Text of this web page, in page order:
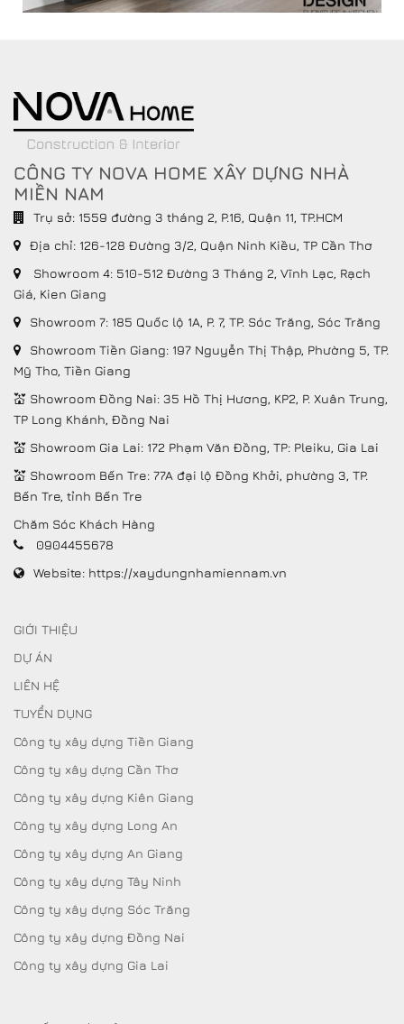
CÔNG TY NOVA HOME XÂY DỰNG NHÀ
MIỀN NAM
Trụ sở: 1559 đường 3 tháng 2, P.16, Quận 11, TP.HCM
Địa chỉ: 126-128 Đường 3/2, Quận Ninh Kiều, TP Cần Thơ
Showroom 4: 510-512 Đường 3 Tháng 2, Vĩnh Lạc, Rạch
Giá, Kien Giang
Showroom 7: 185 Quốc lộ 1A, P. 7, TP. Sóc Trăng, Sóc Trăng
Showroom Tiền Giang: 197 Nguyễn Thị Thập, Phường 5, TP.
Mỹ Tho, Tiền Giang
💒 Showroom Đồng Nai: 35 Hồ Thị Hương, KP2, P. Xuân Trung,
TP Long Khánh, Đồng Nai
💒 Showroom Gia Lai: 172 Phạm Văn Đồng, TP: Pleiku, Gia Lai
💒 Showroom Bến Tre: 77A đại lộ Đồng Khởi, phường 3, TP.
Bến Tre, tỉnh Bến Tre
Chăm Sóc Khách Hàng
0904455678
Website: https://xaydungnhamiennam.vn
GIỚI THIỆU
DỰ ÁN
LIÊN HỆ
TUYỂN DỤNG
Công ty xây dựng Tiền Giang
Công ty xây dựng Cần Thơ
Công ty xây dựng Kiên Giang
Công ty xây dựng Long An
Công ty xây dựng An Giang
Công ty xây dựng Tây Ninh
Công ty xây dựng Sóc Trăng
Công ty xây dựng Đồng Nai
Công ty xây dựng Gia Lai